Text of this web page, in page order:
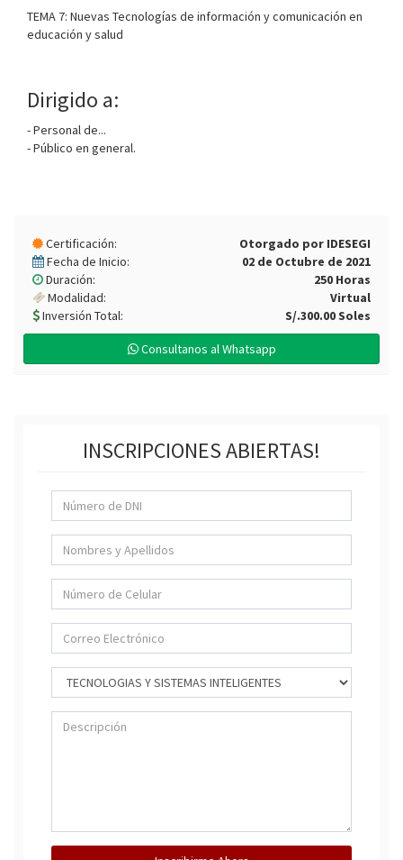
TEMA 7: Nuevas Tecnologías de información y comunicación en
educación y salud
Dirigido a:
- Personal de...
- Público en general.
Certificación:
Otorgado por IDESEGI
Fecha de Inicio:
02 de Octubre de 2021
Duración:
250 Horas
Modalidad:
Virtual
Inversión Total:
S/.300.00 Soles
Consultanos al Whatsapp
INSCRIPCIONES ABIERTAS!